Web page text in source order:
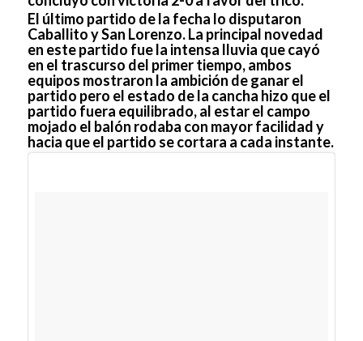
El último partido de la fecha lo disputaron
Caballito y San Lorenzo. La principal novedad
en este partido fue la intensa lluvia que cayó
en el trascurso del primer tiempo, ambos
equipos mostraron la ambición de ganar el
partido pero el estado de la cancha hizo que el
partido fuera equilibrado, al estar el campo
mojado el balón rodaba con mayor facilidad y
hacia que el partido se cortara a cada instante.